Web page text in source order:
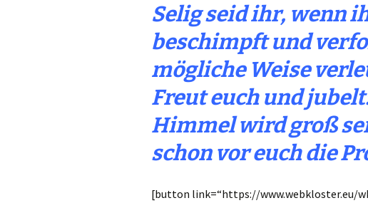
Selig seid ihr, wenn
beschimpft und
mögliche Weise
Freut euch und
Himmel wird groß
schon vor euch die
[button link=“https://www.webkloster.eu/